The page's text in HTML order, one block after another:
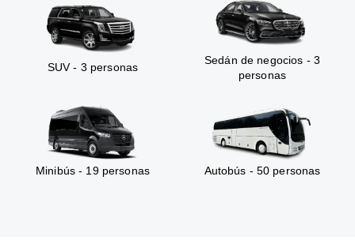
SUV - 3 personas
Sedán de negocios - 3
personas
Minibús - 19 personas Autobús - 50 personas